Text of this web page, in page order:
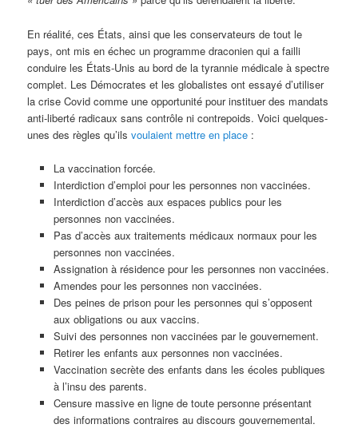
En réalité, ces États, ainsi que les conservateurs de tout le
pays, ont mis en échec un programme draconien qui a failli
conduire les États-Unis au bord de la tyrannie médicale à spectre
complet. Les Démocrates et les globalistes ont essayé d’utiliser
la crise Covid comme une opportunité pour instituer des mandats
anti-liberté radicaux sans contrôle ni contrepoids. Voici quelques-
unes des règles qu’ilsvoulaient mettre en place :
La vaccination forcée.
Interdiction d’emploi pour les personnes non vaccinées.
Interdiction d’accès aux espaces publics pour les
personnes non vaccinées.
Pas d’accès aux traitements médicaux normaux pour les
personnes non vaccinées.
Assignation à résidence pour les personnes non vaccinées.
Amendes pour les personnes non vaccinées.
Des peines de prison pour les personnes qui s’opposent
aux obligations ou aux vaccins.
Suivi des personnes non vaccinées par le gouvernement.
Retirer les enfants aux personnes non vaccinées.
Vaccination secrète des enfants dans les écoles publiques
à l’insu des parents.
Censure massive en ligne de toute personne présentant
des informations contraires au discours gouvernemental.